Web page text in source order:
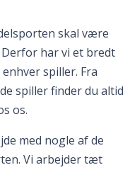
skal være
har vi et bredt
spiller. Fra
spiller finder du altid
os.
med nogle af de
Vi arbejder tæt